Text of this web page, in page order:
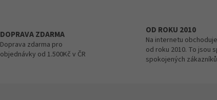
DOPRAVA ZDARMA
Doprava zdarma pro
objednávky od 1.500Kč v ČR
OD ROKU 2010
Na internetu
od roku 2010. To jsou
spokojených